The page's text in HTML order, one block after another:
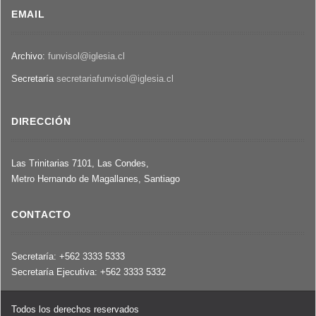
EMAIL
Archivo: funvisol@iglesia.cl
Secretaría secretariafunvisol@iglesia.cl
DIRECCIÓN
Las Trinitarias 7101, Las Condes,
Metro Hernando de Magallanes, Santiago
CONTACTO
Secretaría: +562 3333 5333
Secretaría Ejecutiva: +562 3333 5332
Todos los derechos reservados